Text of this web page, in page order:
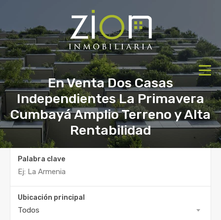
En Venta Dos Casas
Independientes La Primavera
Cumbayá Amplio Terreno y Alta
Rentabilidad
Palabra clave
Ubicación principal
Todos